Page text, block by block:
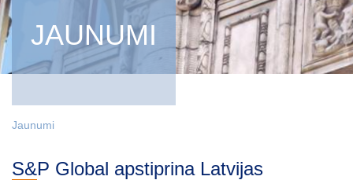
JAUNUMI
Jaunumi
S&P Global apstiprina Latvijas